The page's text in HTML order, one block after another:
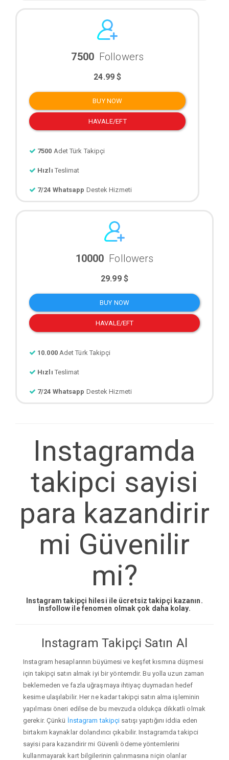
7500 Followers
24.99 $
BUY NOW
HAVALE/EFT
7500 Adet Türk Takipçi
Hızlı Teslimat
7/24 Whatsapp Destek Hizmeti
10000 Followers
29.99 $
BUY NOW
HAVALE/EFT
10.000 Adet Türk Takipçi
Hızlı Teslimat
7/24 Whatsapp Destek Hizmeti
Instagramda
takipci sayisi
para kazandirir
mi Güvenilir
mi?
Instagram takipçi hilesi ile ücretsiz takipçi kazanın.
İnsfollow ile fenomen olmak çok daha kolay.
Instagram Takipçi Satın Al
Instagram hesaplarının büyümesi ve keşfet kısmına düşmesi
için takipçi satın almak iyi bir yöntemdir. Bu yolla uzun zaman
beklemeden ve fazla uğraşmaya ihtiyaç duymadan hedef
kesime ulaşılabilir. Her ne kadar takipçi satın alma işleminin
yapılması öneri edilse de bu mevzuda oldukça dikkatli olmak
gerekir. Çünkü İnstagram takipçi satışı yaptığını iddia eden
birtakım kaynaklar dolandırıcı çıkabilir. Instagramda takipci
sayisi para kazandirir mi Güvenli ödeme yöntemlerini
kullanmayarak kart bilgilerinin çalınmasına niçin olanlar